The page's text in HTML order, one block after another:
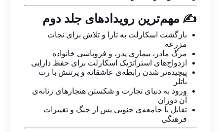
✍️ مهم‌ترین رویدادهای جلد دوم
بازگشت اسکارلت به تارا و تلاش برای نجات
مزرعه
مرگ مادر، بیماری پدر، و فروپاشی خانواده
ازدواج‌های استراتژیک اسکارلت برای حفظ دارایی
پیچیده‌تر شدن رابطه‌ی عاشقانه و پرتنش با رت
باتلر
ورود به دنیای تجارت و شکستن هنجارهای زنانه‌ی
آن دوران
تقابل با جامعه‌ی جنوبی پس از جنگ و تغییرات
فرهنگی